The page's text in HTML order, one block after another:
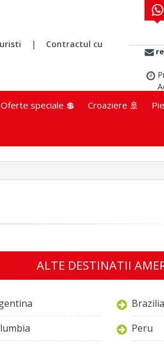
|
Contractul cu
Oferte speciale 💲 Croaziere 🚢
ALTE DESTINATII
Brazilia
Peru